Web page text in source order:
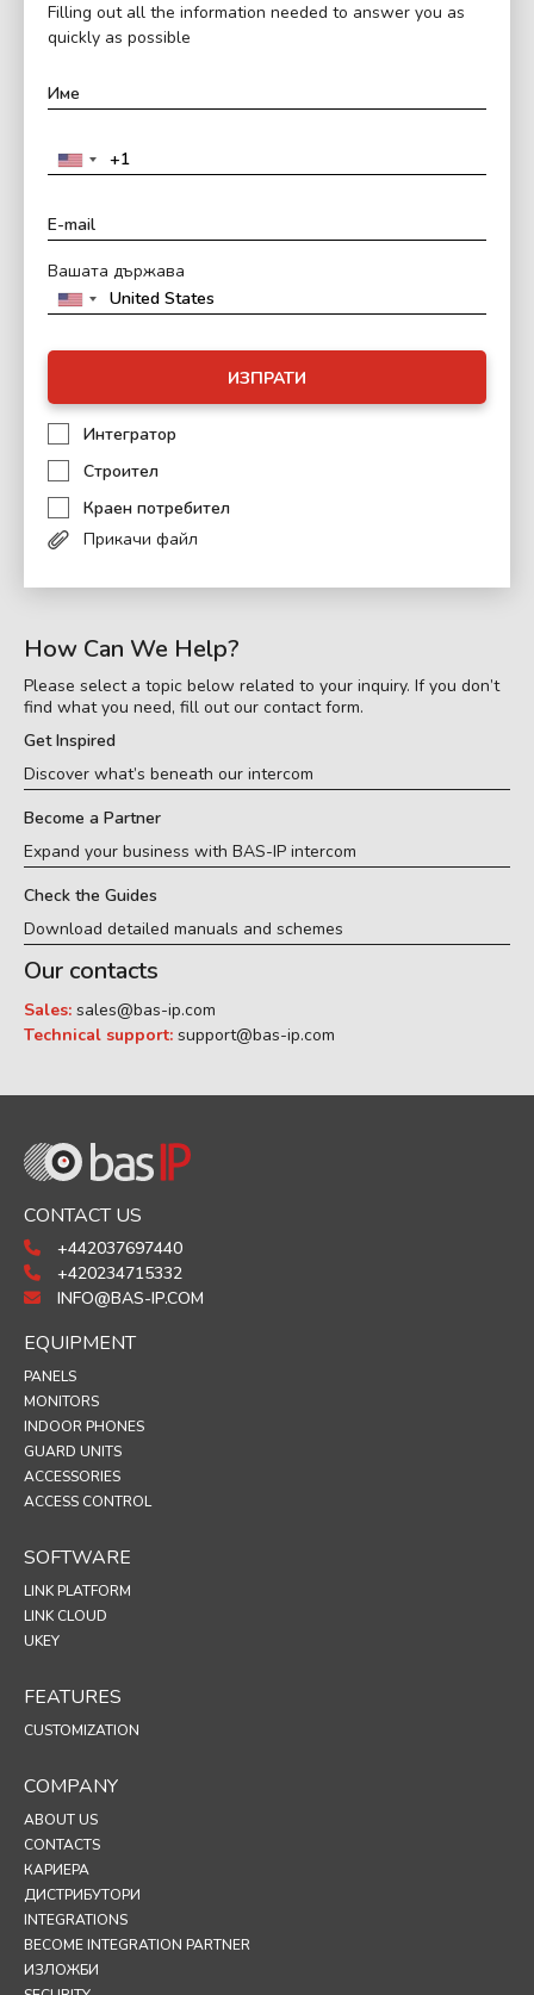
Filling out all the information needed to answer you as
quickly as possible
Вашата държава
ИЗПРАТИ
Интегратор
Строител
Краен потребител
Прикачи файл
How Can We Help?
Please select a topic below related to your inquiry. If you don’t
find what you need, fill out our contact form.
Get Inspired
Discover what’s beneath our intercom
Become a Partner
Expand your business with BAS-IP intercom
Check the Guides
Download detailed manuals and schemes
Our contacts
Sales: sales@bas-ip.com
Technical support: support@bas-ip.com
CONTACT US
+442037697440
+420234715332
INFO@BAS-IP.COM
EQUIPMENT
PANELS
MONITORS
INDOOR PHONES
GUARD UNITS
ACCESSORIES
ACCESS CONTROL
SOFTWARE
LINK PLATFORM
LINK CLOUD
UKEY
FEATURES
CUSTOMIZATION
COMPANY
ABOUT US
CONTACTS
КАРИЕРА
ДИСТРИБУТОРИ
INTEGRATIONS
BECOME INTEGRATION PARTNER
ИЗЛОЖБИ